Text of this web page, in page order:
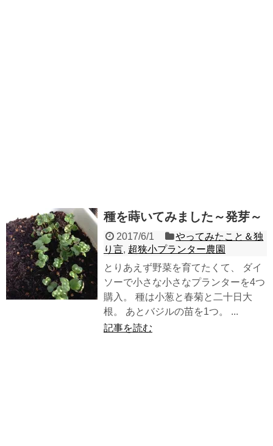
種を蒔いてみました～発芽～
2017/6/1
やってみたこと＆独
り言, 超狭小プランター農園
とりあえず野菜を育てたくて、 ダイ
ソーで小さな小さなプランターを4つ
購入。 種は小葱と春菊と二十日大
根。 あとバジルの苗を1つ。 ...
記事を読む